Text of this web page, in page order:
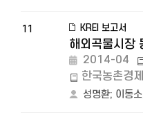
11 KREI 보고서
해외곡물시장
2014-04
한국농촌경
성명환; 이동소